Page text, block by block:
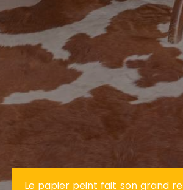
Le papier peint fait son grand